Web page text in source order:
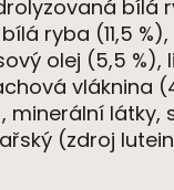
á bílá
bílá ryba (11,5
ý olej (5,5 %),
ávláknina
minerální látky,
(zdroj